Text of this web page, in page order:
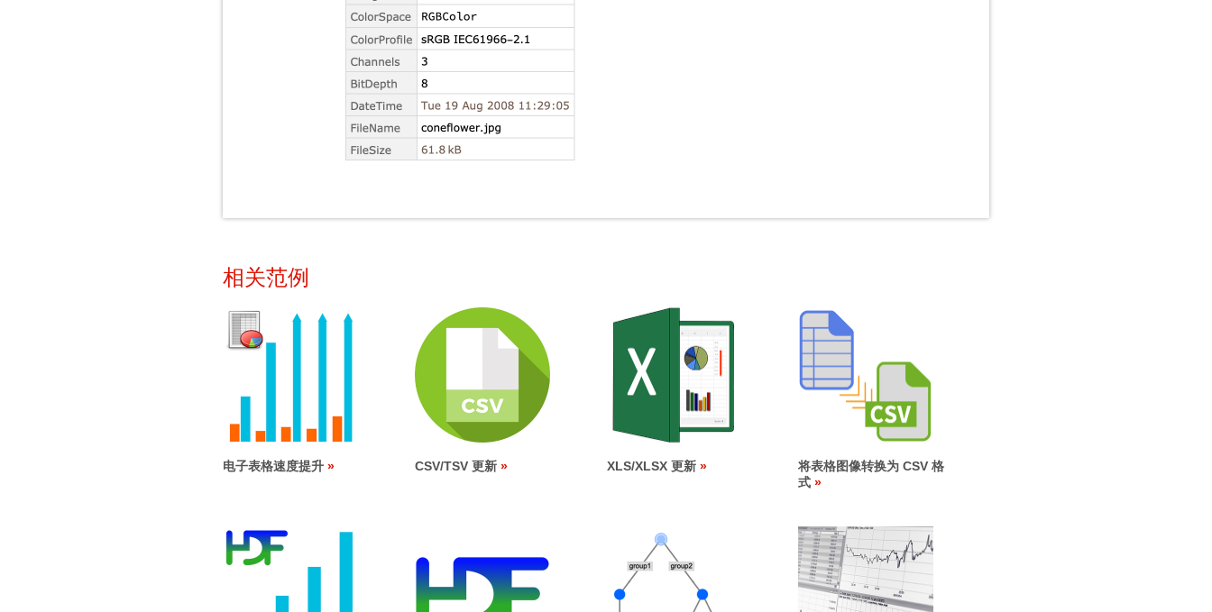
相关范例
电子表格速度提升 CSV/TSV 更新 XLS/XLSX 更新
将表格图像转换为 CSV 格
式